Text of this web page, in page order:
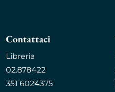
Contattaci
Libreria
02.878422
351 6024375